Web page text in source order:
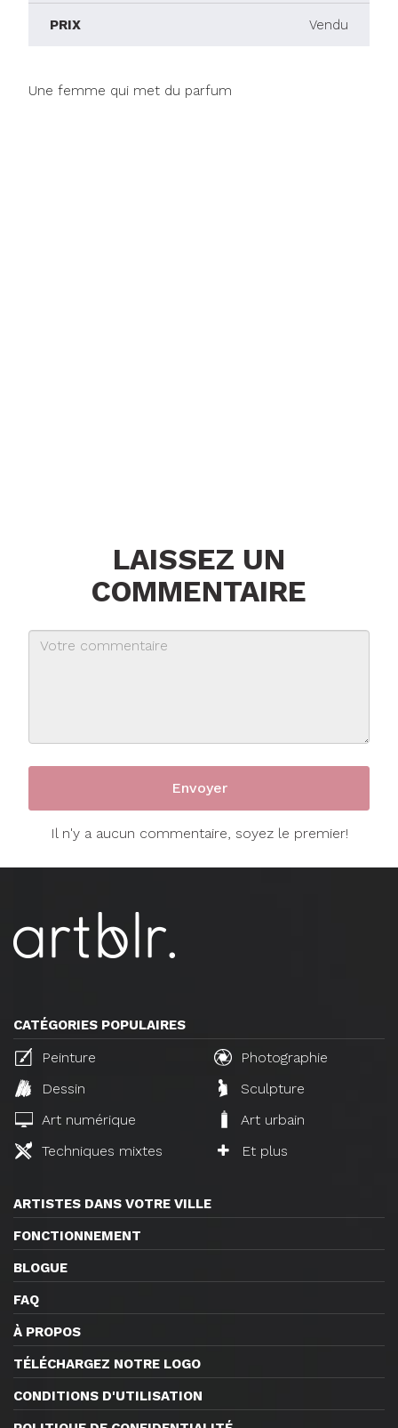
PRIX Vendu
Une femme qui met du parfum
LAISSEZ UN
COMMENTAIRE
Il n'y a aucun commentaire, soyez le premier!
CATÉGORIES POPULAIRES
Peinture
Photographie
Dessin
Sculpture
Art numérique
Art urbain
Techniques mixtes
Et plus
ARTISTES DANS VOTRE VILLE
FONCTIONNEMENT
BLOGUE
FAQ
À PROPOS
TÉLÉCHARGEZ NOTRE LOGO
CONDITIONS D'UTILISATION